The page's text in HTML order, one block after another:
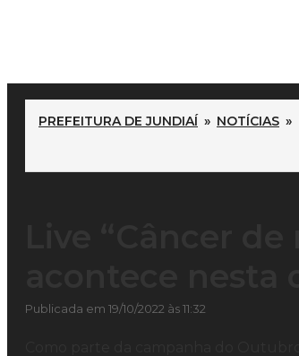
PREFEITURA DE JUNDIAÍ » NOTÍCIAS »
Publicada em 19/10/2022 às 11:32